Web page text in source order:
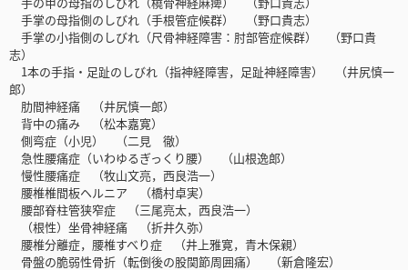
手掌の母指側のしびれ（手根管症候群） （野口貴志）
手掌の小指側のしびれ（尺骨神経障害：肘部管症候群） （野口貴
志）
1本の手指・足趾のしびれ（指神経障害，足趾神経障害） （井尻慎一
郎）
肋間神経痛 （井尻慎一郎）
背中の痛み （松本嘉寛）
側弯症（小児） （二見 徹）
急性腰痛症（いわゆるぎっくり腰） （山根逸郎）
慢性腰痛症 （牧山文亮，西良浩一）
腰椎椎間板ヘルニア （橋村卓実）
腰部脊柱管狭窄症 （三尾亮太，西良浩一）
（根性）坐骨神経痛 （折井久弥）
腰椎分離症，腰椎すべり症 （井上雅寛，青木保親）
骨盤の脆弱性骨折（転倒後の股関節周囲痛） （新倉隆宏）